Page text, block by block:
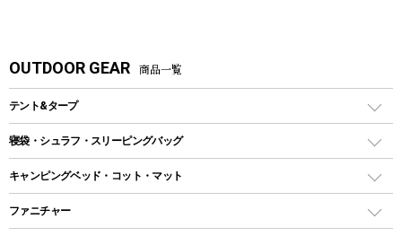
OUTDOOR GEAR 商品一覧
テント&タープ
テント
ツールームテント
ワンポールテント
寝袋・シュラフ・スリーピングバッグ
レクタングラー型（封筒型）シュラフ
インナーシュラフ
キャンピングベッド・コット・マット
キャンピングベッド・コット
ファニチャー